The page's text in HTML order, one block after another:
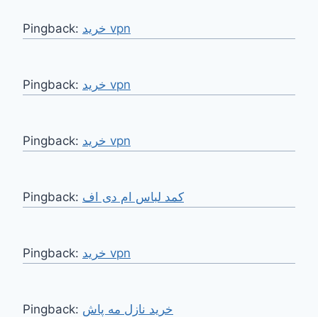
Pingback: خرید vpn
Pingback: خرید vpn
Pingback: خرید vpn
Pingback: کمد لباس ام دی اف
Pingback: خرید vpn
Pingback: خرید نازل مه پاش